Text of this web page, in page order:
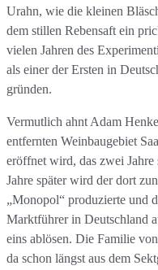
Urahn, wie die kleinen
dem stillen Rebensaft ein
vielen Jahren des
als einer der Ersten in
gründen.
Vermutlich ahnt Adam
entfernten Weinbaugebiet
eröffnet wird, das zwei Jahre
Jahre später wird der dort
„Monopol“ produzierte und
Marktführer in Deutschland
eins ablösen. Die Familie
da schon längst aus dem